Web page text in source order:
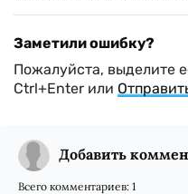
Заметили ошибку?
Пожалуйста, выделите
Ctrl+Enter или
Добавить
Всего комментариев: 1